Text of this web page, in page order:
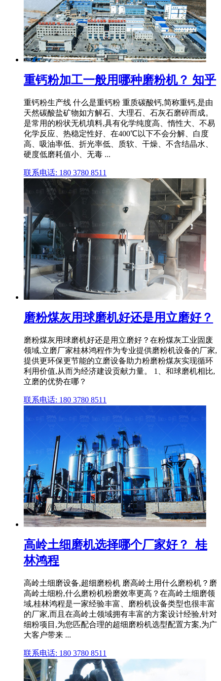
重钙粉加工一般用哪种磨粉机？ 知乎
重钙粉生产线 什么是重钙粉 重质碳酸钙,简称重钙,是由
天然碳酸盐矿物如方解石、大理石、石灰石磨碎而成。
是常用的粉状无机填料,具有化学纯度高、惰性大、不易
化学反应、热稳定性好、在400℃以下不会分解、白度
高、吸油率低、折光率低、质软、干燥、不含结晶水、
硬度低磨耗值小、无毒 ...
联系电话: 180 3780 8511
磨粉煤灰用球磨机好还是用立磨好？
磨粉煤灰用球磨机好还是用立磨好？在粉煤灰工业固废
领域,立磨厂家桂林鸿程作为专业提供磨粉机设备的厂家,
提供更环保更节能的立磨设备助力粉磨粉煤灰实现循环
利用价值,从而为经济建设贡献力量。 1、和球磨机相比,
立磨的优势在哪？
联系电话: 180 3780 8511
高岭土细磨机选择哪个厂家好？_桂
林鸿程
高岭土细磨设备,超细磨粉机 磨高岭土用什么磨粉机？磨
高岭土细粉,什么磨粉机粉磨效率更高？在高岭土细磨领
域,桂林鸿程是一家经验丰富、磨粉机设备类型也很丰富
的厂家,而且在高岭土领域拥有丰富的方案设计经验,针对
细粉项目,为您匹配合理的超细磨粉机选型配置方案,为广
大客户带来 ...
联系电话: 180 3780 8511